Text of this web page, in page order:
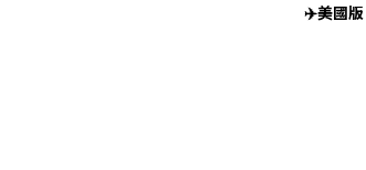
✈️美國版